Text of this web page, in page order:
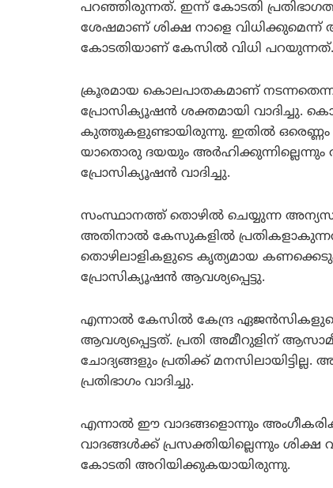
പറഞ്ഞിരുന്നത്. ഇന്ന് കോടതി
ശേഷമാണ് ശിക്ഷ നാളെ
കോടതിയാണ് കേസില്‍ വിധി പറയുന്നത്.
ക്രൂരമായ കൊലപാതകമാണ്
പ്രോസിക്യൂഷന്‍ ശക്തമായി വാദിച്ചു.
കുത്തുകളുണ്ടായിരുന്നു. ഇതില്‍ ഒരെണ്ണം
യാതൊരു ദയയും
പ്രോസിക്യൂഷന്‍ വാദിച്ചു.
സംസ്ഥാനത്ത് തൊഴില്‍ ചെയ്യുന്ന
അതിനാല്‍ കേസുകളില്‍
തൊഴിലാളികളുടെ കൃത്യമായ
പ്രോസിക്യൂഷന്‍ ആവശ്യപ്പെട്ടു.
എന്നാല്‍ കേസില്‍ കേന്ദ്ര
ആവശ്യപ്പെട്ടത്. പ്രതി അമീറുളിന്
ചോദ്യങ്ങളും പ്രതിക്ക്
പ്രതിഭാഗം വാദിച്ചു.
എന്നാല്‍ ഈ വാദങ്ങളൊന്നും
വാദങ്ങള്‍ക്ക് പ്രസക്തിയില്ലെന്നും
കോടതി അറിയിക്കുകയായിരുന്നു.